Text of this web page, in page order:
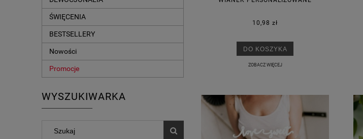
ŚWIĘCENIA
BESTSELLERY
Nowości
Promocje
WYSZUKIWARKA
10,98 zł
DO KOSZYKA
ZOBACZ WIĘCEJ